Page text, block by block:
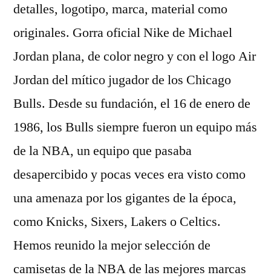
detalles, logotipo, marca, material como
originales. Gorra oficial Nike de Michael
Jordan plana, de color negro y con el logo Air
Jordan del mítico jugador de los Chicago
Bulls. Desde su fundación, el 16 de enero de
1986, los Bulls siempre fueron un equipo más
de la NBA, un equipo que pasaba
desapercibido y pocas veces era visto como
una amenaza por los gigantes de la época,
como Knicks, Sixers, Lakers o Celtics.
Hemos reunido la mejor selección de
camisetas de la NBA de las mejores marcas